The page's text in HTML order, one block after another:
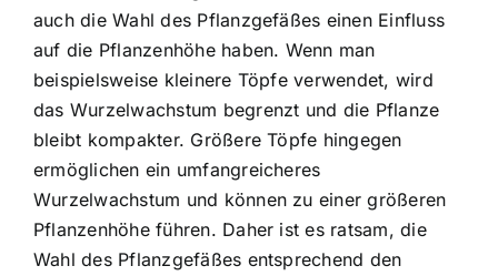
auch die Wahl des Pflanzgefäßes einen Einfluss
auf die Pflanzenhöhe haben. Wenn man
beispielsweise kleinere Töpfe verwendet, wird
das Wurzelwachstum begrenzt und die Pflanze
bleibt kompakter. Größere Töpfe hingegen
ermöglichen ein umfangreicheres
Wurzelwachstum und können zu einer größeren
Pflanzenhöhe führen. Daher ist es ratsam, die
Wahl des Pflanzgefäßes entsprechend den